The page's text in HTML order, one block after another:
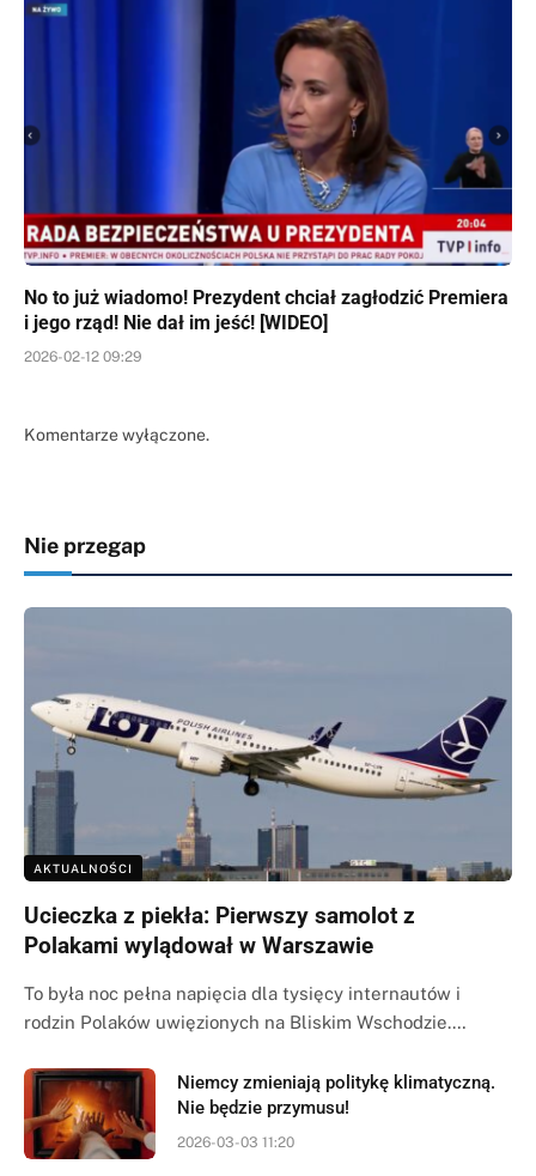
No to już wiadomo! Prezydent chciał zagłodzić Premiera
i jego rząd! Nie dał im jeść! [WIDEO]
2026-02-12 09:29
Komentarze wyłączone.
Nie przegap
AKTUALNOŚCI
Ucieczka z piekła: Pierwszy samolot z
Polakami wylądował w Warszawie
To była noc pełna napięcia dla tysięcy internautów i
rodzin Polaków uwięzionych na Bliskim Wschodzie.…
Niemcy zmieniają politykę klimatyczną.
Nie będzie przymusu!
2026-03-03 11:20